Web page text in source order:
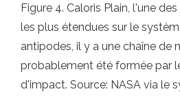
Figure 4. Caloris Plain, l'une
les plus étendues sur le
antipodes, il y a une chaîne de
probablement été formée par
d'impact. Source: NASA via le